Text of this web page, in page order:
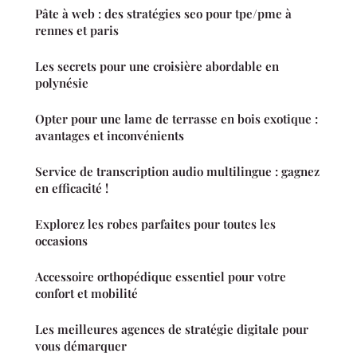
Pâte à web : des stratégies seo pour tpe/pme à
rennes et paris
Les secrets pour une croisière abordable en
polynésie
Opter pour une lame de terrasse en bois exotique :
avantages et inconvénients
Service de transcription audio multilingue : gagnez
en efficacité !
Explorez les robes parfaites pour toutes les
occasions
Accessoire orthopédique essentiel pour votre
confort et mobilité
Les meilleures agences de stratégie digitale pour
vous démarquer